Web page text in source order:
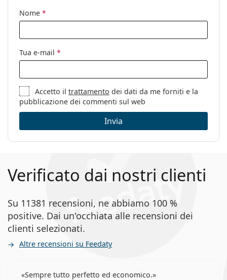
Utilizzo:
Moda
Codice:
0BE4432U 411387 54
Nome *
Tua e-mail *
Accetto iltrattamento dei dati da me forniti e la
pubblicazione dei commenti sul web
Invia
Verificato dai nostri clienti
Su 11381 recensioni, ne abbiamo 100 %
positive. Dai un'occhiata alle recensioni dei
clienti selezionati.
Altre recensioni su Feedaty
Sempre tutto perfetto ed economico.